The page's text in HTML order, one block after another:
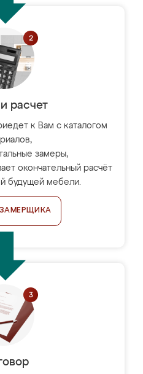
расчет
к Вам с каталогом
замеры,
окончательный расчёт
будущей мебели.